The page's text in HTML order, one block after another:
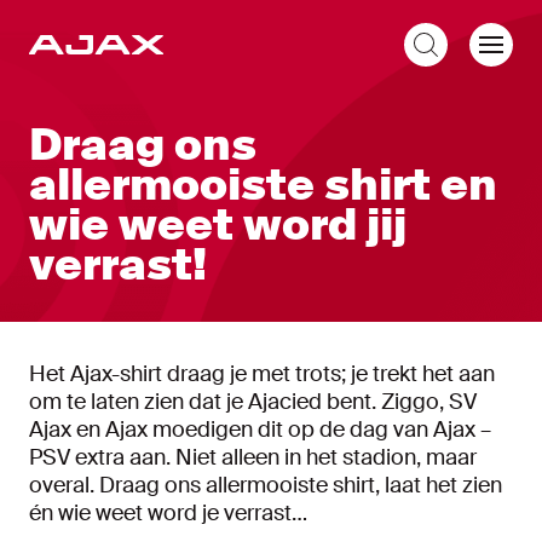
Draag ons
allermooiste shirt en
wie weet word jij
verrast!
Het Ajax-shirt draag je met trots; je trekt het aan
om te laten zien dat je Ajacied bent. Ziggo, SV
Ajax en Ajax moedigen dit op de dag van Ajax –
PSV extra aan. Niet alleen in het stadion, maar
overal. Draag ons allermooiste shirt, laat het zien
én wie weet word je verrast…